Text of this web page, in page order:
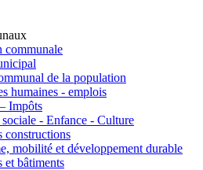
communale
de la population
humaines - emplois
Impôts
- Enfance - Culture
constructions
mobilité et développement durable
et bâtiments